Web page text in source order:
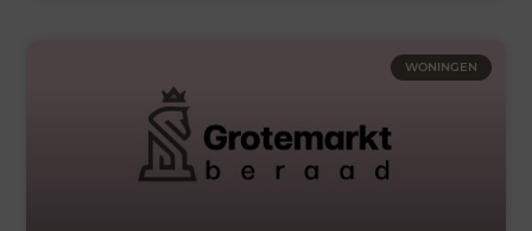
WONINGEN